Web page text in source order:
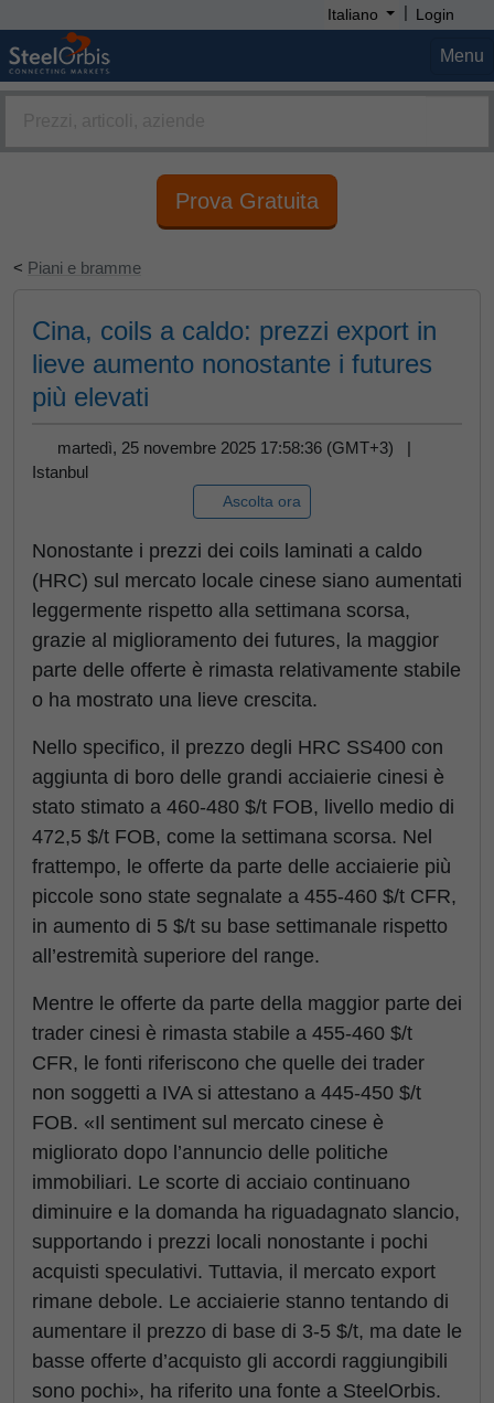
Italiano | Login
Menu
Prova Gratuita
< Piani e bramme
Cina, coils a caldo: prezzi export in
lieve aumento nonostante i futures
più elevati
martedì, 25 novembre 2025 17:58:36 (GMT+3) |
Istanbul
Ascolta ora
Nonostante i prezzi dei coils laminati a caldo
(HRC) sul mercato locale cinese siano aumentati
leggermente rispetto alla settimana scorsa,
grazie al miglioramento dei futures, la maggior
parte delle offerte è rimasta relativamente stabile
o ha mostrato una lieve crescita.
Nello specifico, il prezzo degli HRC SS400 con
aggiunta di boro delle grandi acciaierie cinesi è
stato stimato a 460-480 $/t FOB, livello medio di
472,5 $/t FOB, come la settimana scorsa. Nel
frattempo, le offerte da parte delle acciaierie più
piccole sono state segnalate a 455-460 $/t CFR,
in aumento di 5 $/t su base settimanale rispetto
all’estremità superiore del range.
Mentre le offerte da parte della maggior parte dei
trader cinesi è rimasta stabile a 455-460 $/t
CFR, le fonti riferiscono che quelle dei trader
non soggetti a IVA si attestano a 445-450 $/t
FOB. «Il sentiment sul mercato cinese è
migliorato dopo l’annuncio delle politiche
immobiliari. Le scorte di acciaio continuano
diminuire e la domanda ha riguadagnato slancio,
supportando i prezzi locali nonostante i pochi
acquisti speculativi. Tuttavia, il mercato export
rimane debole. Le acciaierie stanno tentando di
aumentare il prezzo di base di 3-5 $/t, ma date le
basse offerte d’acquisto gli accordi raggiungibili
sono pochi», ha riferito una fonte a SteelOrbis.